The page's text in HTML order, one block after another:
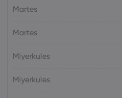
Martes
Martes
Miyerkules
Miyerkules